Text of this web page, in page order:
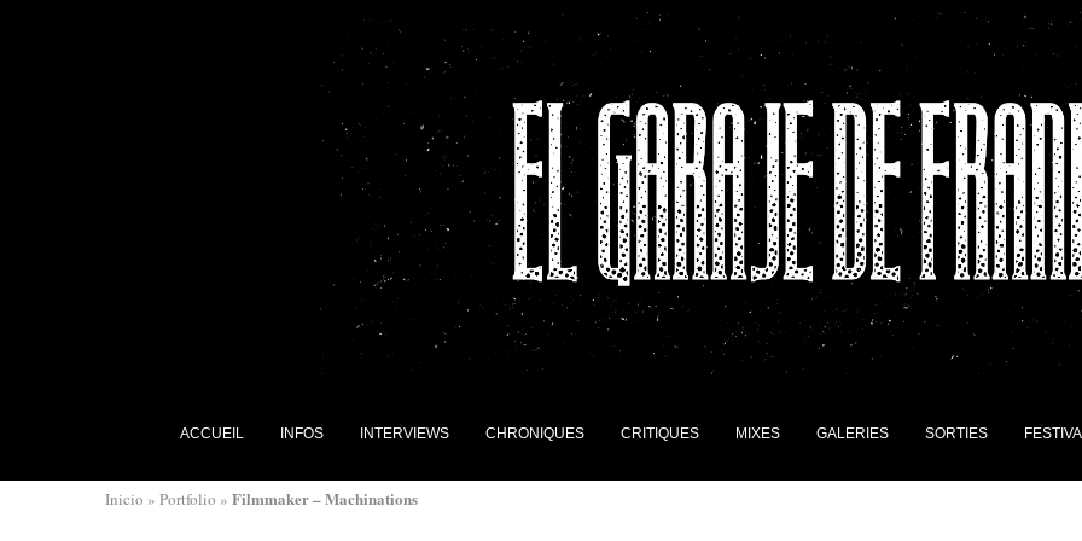
ACCUEIL INFOS INTERVIEWS CHRONIQUES CRITIQUES MIXES GALERIES SORTIES
Inicio » Portfolio » Filmmaker – Machinations